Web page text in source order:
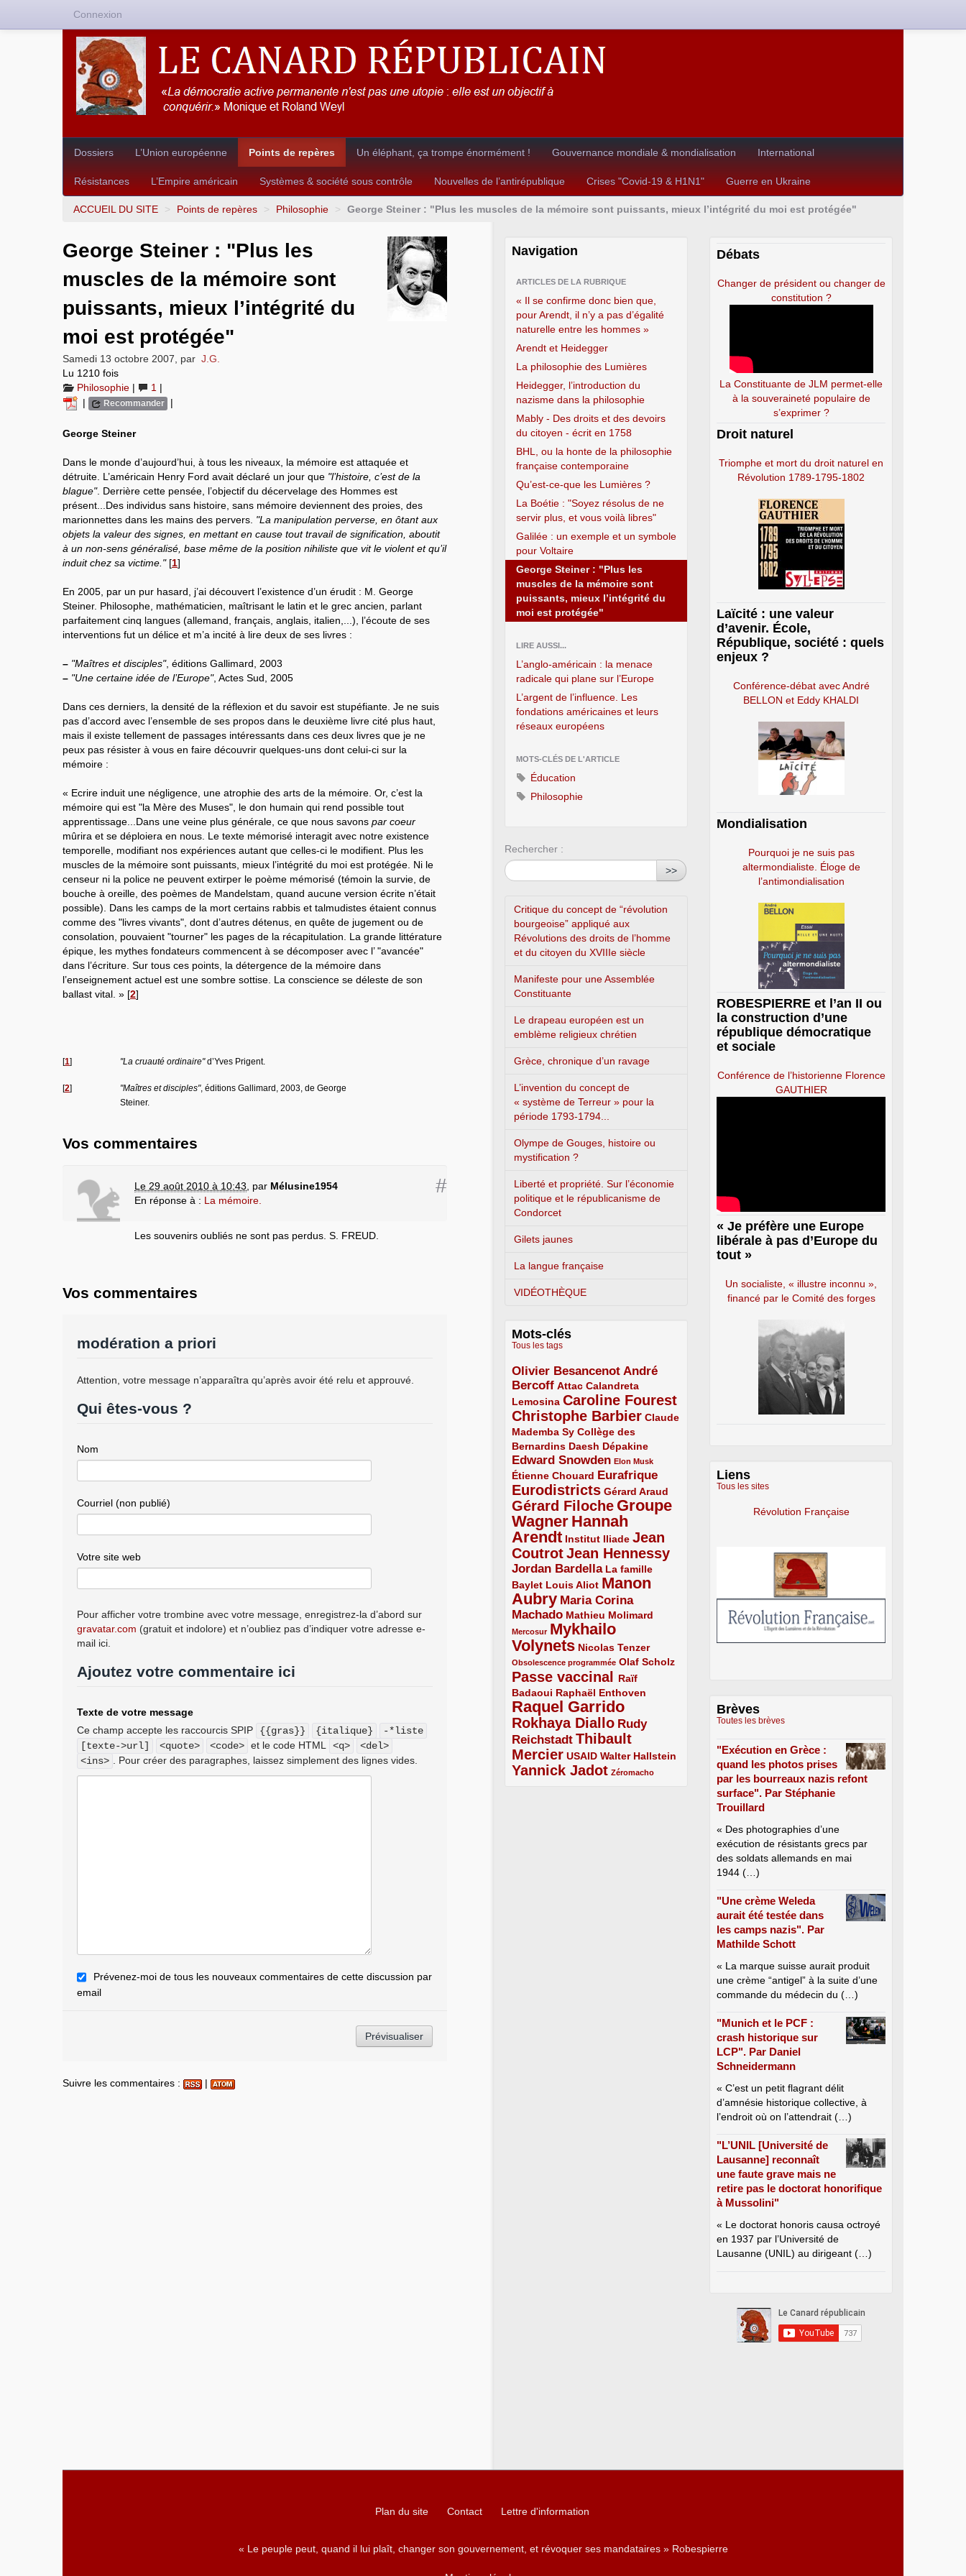
Dossiers L’Union européenne Points de repères Un éléphant, ça trompe énormément ! Gouvernance mondiale & mondialisation International
Résistances L’Empire américain Systèmes & société sous contrôle Nouvelles de l’antirépublique Crises "Covid-19 & H1N1" Guerre en Ukraine
ACCUEIL DU SITE > Points de repères > Philosophie > George Steiner : "Plus les muscles de la mémoire sont puissants, mieux l’intégrité du moi est protégée"
George Steiner : "Plus les
muscles de la mémoire sont
puissants, mieux l’intégrité du
moi est protégée"
Samedi 13 octobre 2007 par J.G.
Lu 1210 fois
Philosophie | 1 |
|
Recommander |
George Steiner
Dans le monde d’aujourd’hui, à tous les niveaux, la mémoire est attaquée et
détruite. L’américain Henry Ford avait déclaré un jour que "l’histoire, c’est de la
blague". Derrière cette pensée, l’objectif du décervelage des Hommes est
présent...Des individus sans histoire, sans mémoire deviennent des proies, des
marionnettes dans les mains des pervers. "La manipulation perverse, en ôtant aux
objets la valeur des signes, en mettant en cause tout travail de signification, aboutit
à un non-sens généralisé, base même de la position nihiliste que vit le violent et qu’il
induit chez sa victime."[1]
En 2005, par un pur hasard, j’ai découvert l’existence d’un érudit : M. George
Steiner. Philosophe, mathématicien, maîtrisant le latin et le grec ancien, parlant
parfaitement cinq langues (allemand, français, anglais, italien,...), l’écoute de ses
interventions fut un délice et m’a incité à lire deux de ses livres :
– "Maîtres et disciples", éditions Gallimard, 2003
– "Une certaine idée de l’Europe", Actes Sud, 2005
Dans ces derniers, la densité de la réflexion et du savoir est stupéfiante. Je ne suis
pas d’accord avec l’ensemble de ses propos dans le deuxième livre cité plus haut,
mais il existe tellement de passages intéressants dans ces deux livres que je ne
peux pas résister à vous en faire découvrir quelques-uns dont celui-ci sur la
mémoire :
« Ecrire induit une négligence, une atrophie des arts de la mémoire. Or, c’est la
mémoire qui est "la Mère des Muses", le don humain qui rend possible tout
apprentissage...Dans une veine plus générale, ce que nous savons par coeur
mûrira et se déploiera en nous. Le texte mémorisé interagit avec notre existence
temporelle, modifiant nos expériences autant que celles-ci le modifient. Plus les
muscles de la mémoire sont puissants, mieux l’intégrité du moi est protégée. Ni le
censeur ni la police ne peuvent extirper le poème mémorisé (témoin la survie, de
bouche à oreille, des poèmes de Mandelstam, quand aucune version écrite n’était
possible). Dans les camps de la mort certains rabbis et talmudistes étaient connus
comme des "livres vivants", dont d’autres détenus, en quête de jugement ou de
consolation, pouvaient "tourner" les pages de la récapitulation. La grande littérature
épique, les mythes fondateurs commencent à se décomposer avec l’ "avancée"
dans l’écriture. Sur tous ces points, la détergence de la mémoire dans
l’enseignement actuel est une sombre sottise. La conscience se déleste de son
ballast vital. » [2]
[1] "La cruauté ordinaire"d’Yves Prigent.
[2] "Maîtres et disciples", éditions Gallimard, 2003, de George
Steiner.
Vos commentaires
#
Le 29 août 2010 à 10:43 par Mélusine1954
En réponse à : La mémoire.
Les souvenirs oubliés ne sont pas perdus. S. FREUD.
Vos commentaires
modération a priori
Attention, votre message n’apparaîtra qu’après avoir été relu et approuvé.
Qui êtes-vous ?
Nom
Courriel (non publié)
Votre site web
Pour afficher votre trombine avec votre message, enregistrez-la d’abord sur
gravatar.com (gratuit et indolore) et n’oubliez pas d’indiquer votre adresse e-
mail ici.
Ajoutez votre commentaire ici
Texte de votre message
Ce champ accepte les raccourcis SPIP
{{gras}} {italique}
-*liste
[texte->url]
<quote> <code> et le code HTML <q>
<del>
<ins>
. Pour créer des paragraphes, laissez simplement des lignes vides.
Prévenez-moi de tous les nouveaux commentaires de cette discussion par
email
Suivre les commentaires : |
Navigation
ARTICLES DE LA RUBRIQUE
« Il se confirme donc bien que,
pour Arendt, il n’y a pas d’égalité
naturelle entre les hommes »
Arendt et Heidegger
La philosophie des Lumières
Heidegger, l’introduction du
nazisme dans la philosophie
Mably - Des droits et des devoirs
du citoyen - écrit en 1758
BHL, ou la honte de la philosophie
française contemporaine
Qu’est-ce-que les Lumières ?
La Boétie : "Soyez résolus de ne
servir plus, et vous voilà libres"
Galilée : un exemple et un symbole
pour Voltaire
George Steiner : "Plus les
muscles de la mémoire sont
puissants, mieux l’intégrité du
moi est protégée"
LIRE AUSSI...
L’anglo-américain : la menace
radicale qui plane sur l’Europe
L’argent de l’influence. Les
fondations américaines et leurs
réseaux européens
MOTS-CLÉS DE L'ARTICLE
Éducation
Philosophie
Rechercher :
>>
Critique du concept de “révolution
bourgeoise” appliqué aux
Révolutions des droits de l’homme
et du citoyen du XVIIIe siècle
Manifeste pour une Assemblée
Constituante
Le drapeau européen est un
emblème religieux chrétien
Grèce, chronique d’un ravage
L’invention du concept de
« système de Terreur » pour la
période 1793-1794...
Olympe de Gouges, histoire ou
mystification ?
Liberté et propriété. Sur l’économie
politique et le républicanisme de
Condorcet
Gilets jaunes
La langue française
VIDÉOTHÈQUE
Mots-clés
Tous les tags
Olivier Besancenot
3/5
André
Bercoff
3/5 Attac
2/5
Calandreta
Lemosina
2/5 Caroline Fourest
4/5
Christophe Barbier
4/5
Claude
Mademba Sy
2/5
Collège des
Bernardins
2/5 Daesh
2/5 Dépakine
2/5
Edward Snowden
3/5 Elon Musk
1/5
Étienne Chouard
2/5 Eurafrique
3/5
Eurodistricts
4/5 Gérard Araud
2/5
Gérard Filoche
4/5
Groupe
Wagner
5/5
Hannah
Arendt
5/5 Institut Iliade
2/5
Jean
Coutrot
4/5 Jean Hennessy
4/5
Jordan Bardella
3/5
La famille
Baylet
2/5 Louis Aliot
2/5
Manon
Aubry
5/5
Maria Corina
Machado
3/5 Mathieu Molimard
2/5
Mercosur
1/5
Mykhailo
Volynets
5/5 Nicolas Tenzer
2/5
Obsolescence programmée
1/5 Olaf Scholz
2/5
Passe vaccinal
4/5
Raïf
Badaoui
2/5 Raphaël Enthoven
2/5
Raquel Garrido
5/5
Rokhaya Diallo
4/5
Rudy
Reichstadt
3/5
Thibault
Mercier
4/5 USAID
2/5 Walter Hallstein
2/5
Yannick Jadot
4/5 Zéromacho
1/5
Débats
Changer de président ou changer de
constitution ?
La Constituante de JLM permet-elle
à la souveraineté populaire de
s’exprimer ?
Droit naturel
Triomphe et mort du droit naturel en
Révolution 1789-1795-1802
Laïcité : une valeur
d’avenir. École,
République, société : quels
enjeux ?
Conférence-débat avec André
BELLON et Eddy KHALDI
Mondialisation
Pourquoi je ne suis pas
altermondialiste. Éloge de
l’antimondialisation
ROBESPIERRE et l’an II ou
la construction d’une
république démocratique
et sociale
Conférence de l’historienne Florence
GAUTHIER
« Je préfère une Europe
libérale à pas d’Europe du
tout »
Un socialiste, « illustre inconnu »,
financé par le Comité des forges
Liens
Tous les sites
Révolution Française
Brèves
Toutes les brèves
"Exécution en Grèce :
quand les photos prises
par les bourreaux nazis refont
surface". Par Stéphanie
Trouillard
« Des photographies d’une
exécution de résistants grecs par
des soldats allemands en mai
1944 (…)
"Une crème Weleda
aurait été testée dans
les camps nazis". Par
Mathilde Schott
« La marque suisse aurait produit
une crème “antigel” à la suite d’une
commande du médecin du (…)
"Munich et le PCF :
crash historique sur
LCP". Par Daniel
Schneidermann
« C’est un petit flagrant délit
d’amnésie historique collective, à
l’endroit où on l’attendrait (…)
"L’UNIL [Université de
Lausanne] reconnaît
une faute grave mais ne
retire pas le doctorat honorifique
à Mussolini"
« Le doctorat honoris causa octroyé
en 1937 par l’Université de
Lausanne (UNIL) au dirigeant (…)
Plan du site Contact Lettre d'information
« Le peuple peut, quand il lui plaît, changer son gouvernement, et révoquer ses mandataires » Robespierre
Connexion